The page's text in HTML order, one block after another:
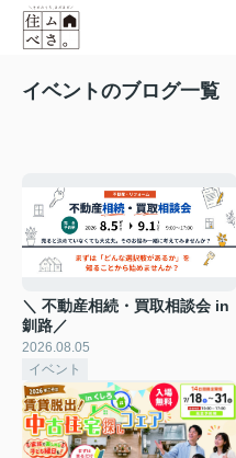
イベントのブログ一覧
＼ 不動産相続・買取相談会 in
釧路／
2026.08.05
イベント